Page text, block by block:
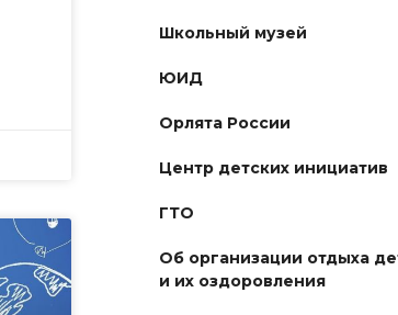
Школьный музей
ЮИД
Орлята России
Центр детских инициатив
ГТО
Об организации отдыха
и их оздоровления